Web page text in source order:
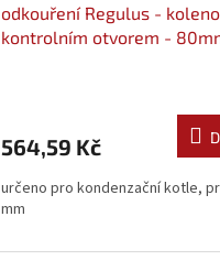
odkouření Regulus -
kontrolním otvorem -
564,59 Kč
určeno pro kondenzační kotle,
mm